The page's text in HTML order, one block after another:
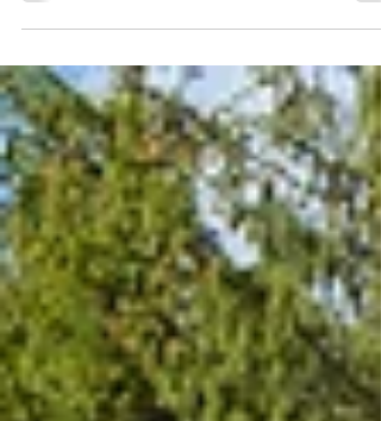
újságíró kérdéseire válaszolva mesélt szakmai
fontosságáról, és arról az alapvető meggyőződéséről,
miszerint a hagyományok ápolása nem jelenthet terhet a
mai kor embere számára; sokkal inkább egy
közösségépítő, felemelő alkotási folyamatnak kell
teljes